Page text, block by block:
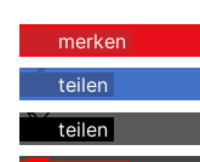
merken
teilen
teilen